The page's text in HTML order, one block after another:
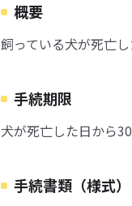
概要
飼っている犬が死亡
手続期限
犬が死亡した日から
手続書類（様式）